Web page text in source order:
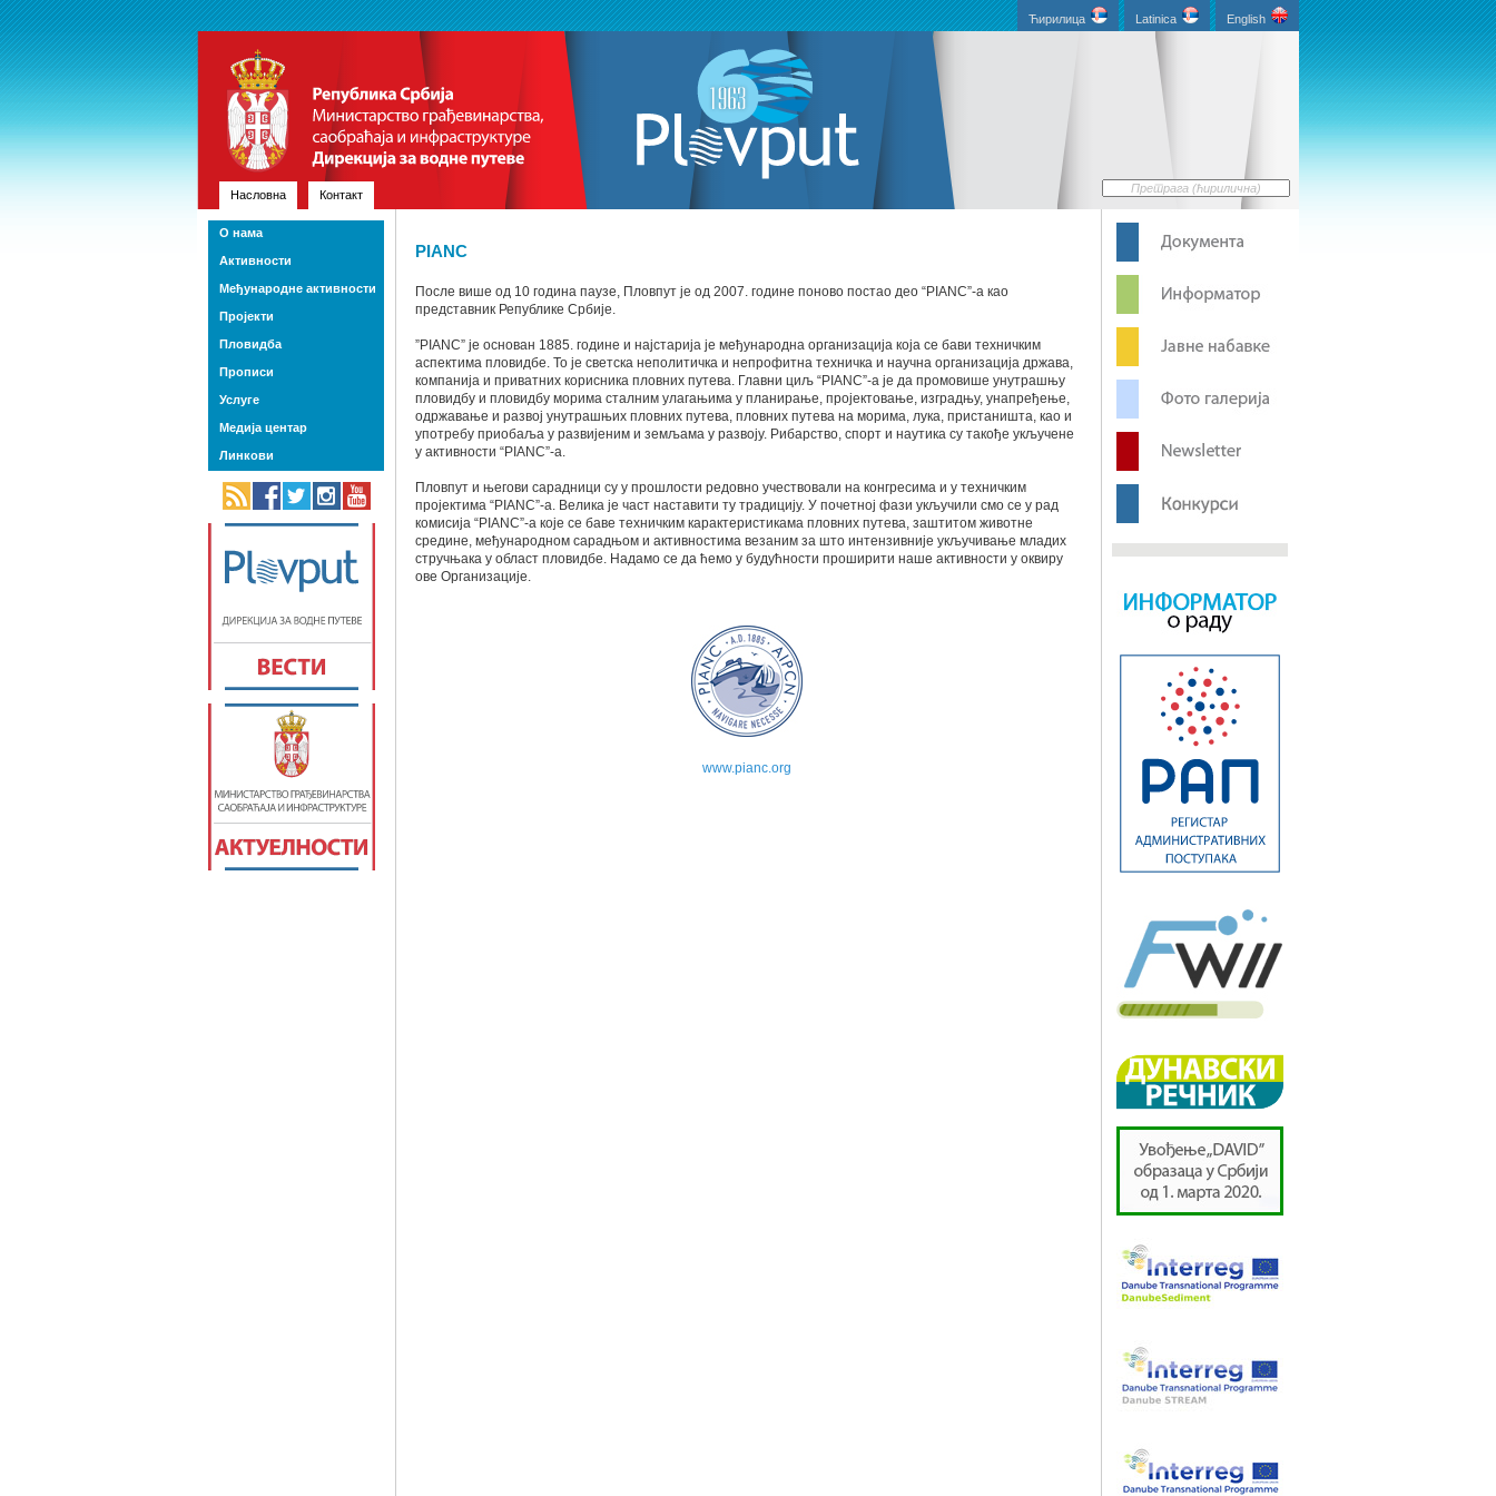
English
Latinica
Ћирилица
Насловна Контакт
PIANC
После више од 10 година паузе, Пловпут је од 2007. године поново постао део “PIANC”-а као
представник Републике Србије.
”PIANC” је основан 1885. године и најстарија је међународна организација која се бави техничким
аспектима пловидбе. То је светска неполитичка и непрофитна техничка и научна организација држава,
компанија и приватних корисника пловних путева. Главни циљ “PIANC”-a је да промовише унутрашњу
пловидбу и пловидбу морима сталним улагањима у планирање, пројектовање, изградњу, унапређење,
одржавање и развој унутрашњих пловних путева, пловних путева на морима, лука, пристаништа, као и
употребу приобаља у развијеним и земљама у развоју. Рибарство, спорт и наутика су такође укључене
у активности “PIANC”-a.
Пловпут и његови сарадници су у прошлости редовно учествовали на конгресима и у техничким
пројектима “PIANC”-a. Велика је част наставити ту традицију. У почетној фази укључили смо се у рад
комисија “PIANC”-a које се баве техничким карактеристикама пловних путева, заштитом животне
средине, међународном сарадњом и активностима везаним за што интензивније укључивање младих
стручњака у област пловидбе. Надамо се да ћемо у будућности проширити наше активности у оквиру
ове Организације.
www.pianc.org
О нама
Активности
Међународне активности
Пројекти
Пловидба
Прописи
Услуге
Медија центар
Линкови